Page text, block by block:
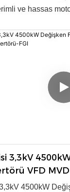
ve hassas
performans
Yıllık
3,3kV
VFD
4500kW